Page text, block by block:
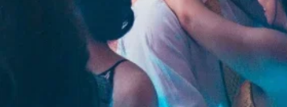
hat. Doch was genau steckt dahinter?